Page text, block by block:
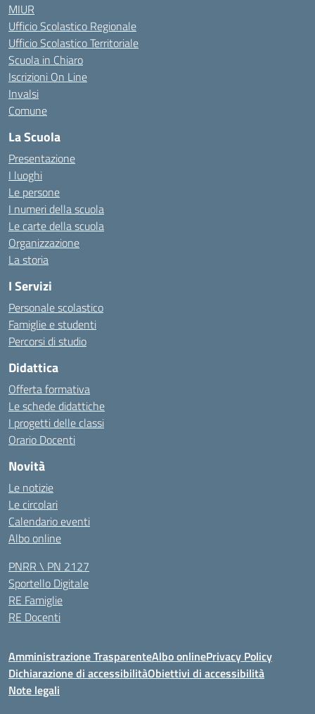
MIUR
Ufficio Scolastico Regionale
Ufficio Scolastico Territoriale
Scuola in Chiaro
Iscrizioni On Line
Invalsi
Comune
La Scuola
Presentazione
I luoghi
Le persone
I numeri della scuola
Le carte della scuola
Organizzazione
La storia
I Servizi
Personale scolastico
Famiglie e studenti
Percorsi di studio
Didattica
Offerta formativa
Le schede didattiche
I progetti delle classi
Orario Docenti
Novità
Le notizie
Le circolari
Calendario eventi
Albo online
PNRR \ PN 2127
Sportello Digitale
RE Famiglie
RE Docenti
Amministrazione TrasparenteAlbo onlinePrivacy Policy
Dichiarazione di accessibilitàObiettivi di accessibilità
Note legali